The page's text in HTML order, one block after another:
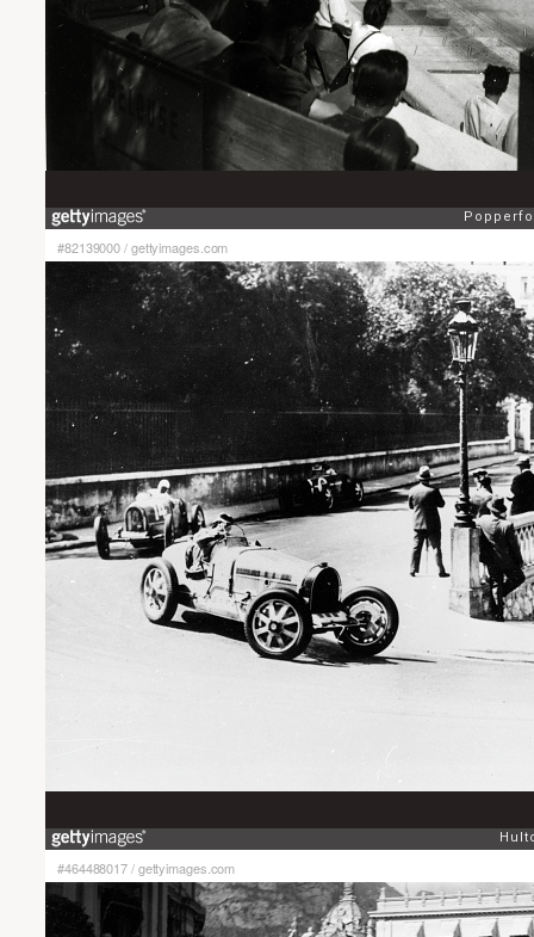
#82139000/gettyimages.com
#464488017/gettyimages.com